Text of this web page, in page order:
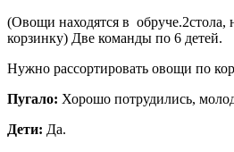
(Овощи находятся в обруче.2стола,
корзинку) Две команды по 6 детей.
Нужно рассортировать овощи по
Пугало: Хорошо потрудились,
Дети: Да.